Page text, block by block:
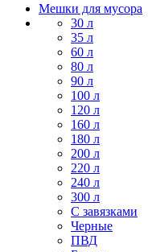
Мешки для мусора
30 л
35 л
60 л
80 л
90 л
100 л
120 л
160 л
180 л
200 л
220 л
240 л
300 л
С завязками
Черные
ПВД